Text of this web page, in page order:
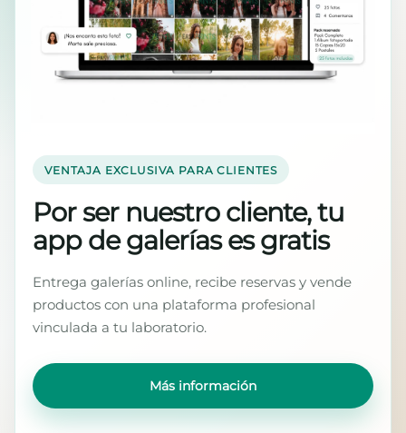
VENTAJA EXCLUSIVA PARA CLIENTES
Por ser nuestro cliente, tu
app de galerías es gratis
Entrega galerías online, recibe reservas y vende
productos con una plataforma profesional
vinculada a tu laboratorio.
Más información